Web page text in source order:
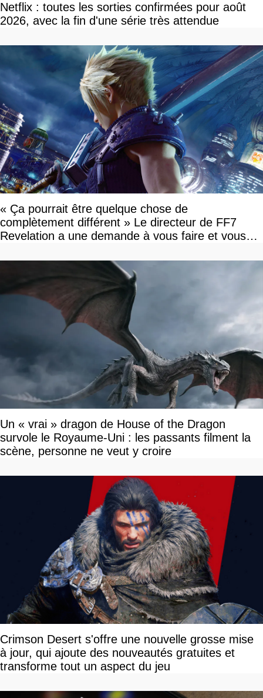
Netflix : toutes les sorties confirmées pour août
2026, avec la fin d'une série très attendue
« Ça pourrait être quelque chose de
complètement différent » Le directeur de FF7
Revelation a une demande à vous faire et vous
Un « vrai » dragon de House of the Dragon
survole le Royaume-Uni : les passants filment la
scène, personne ne veut y croire
Crimson Desert s'offre une nouvelle grosse mise
à jour, qui ajoute des nouveautés gratuites et
transforme tout un aspect du jeu